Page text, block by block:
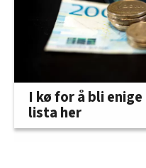
I kø for å bli
lista her